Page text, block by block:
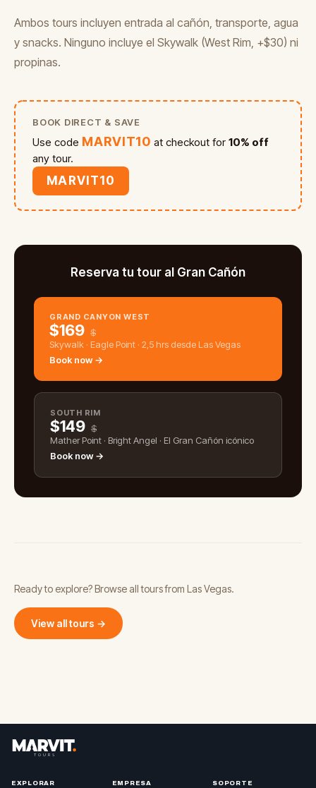
Ambos tours incluyen entrada al cañón, transporte, agua
y snacks. Ninguno incluye el Skywalk (West Rim, +$30) ni
propinas.
BOOK DIRECT & SAVE
Use code MARVIT10 at checkout for10% off
any tour.
MARVIT10
Reserva tu tour al Gran Cañón
GRAND CANYON WEST
$169 $
Skywalk · Eagle Point · 2,5 hrs desde Las Vegas
Book now →
SOUTH RIM
$149 $
Mather Point · Bright Angel · El Gran Cañón icónico
Book now →
Ready to explore? Browse all tours from Las Vegas.
View all tours →
EXPLORAR EMPRESA SOPORTE